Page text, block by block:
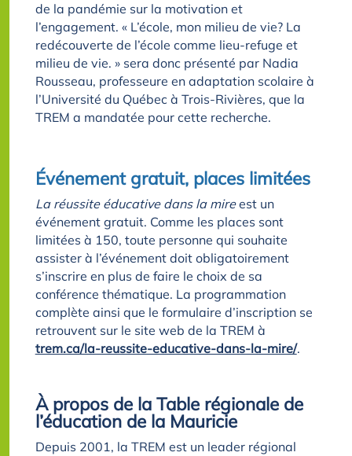
de la pandémie sur la motivation et
l’engagement. « L’école, mon milieu de vie? La
redécouverte de l’école comme lieu-refuge et
milieu de vie. » sera donc présenté par Nadia
Rousseau, professeure en adaptation scolaire à
l’Université du Québec à Trois-Rivières, que la
TREM a mandatée pour cette recherche.
Événement gratuit, places limitées
La réussite éducative dans la mireest un
événement gratuit. Comme les places sont
limitées à 150, toute personne qui souhaite
assister à l’événement doit obligatoirement
s’inscrire en plus de faire le choix de sa
conférence thématique. La programmation
complète ainsi que le formulaire d’inscription se
retrouvent sur le site web de la TREM à
trem.ca/la-reussite-educative-dans-la-mire/.
À propos de la Table régionale de
l’éducation de la Mauricie
Depuis 2001, la TREM est un leader régional